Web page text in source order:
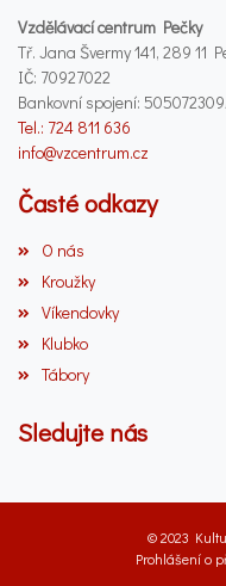
Vzdělávací centrum Pečky
Tř. Jana Švermy 141, 289 11
IČ: 70927022
Bankovní spojení:
Tel.: 724 811 636
info@vzcentrum.cz
Časté odkazy
O nás
Kroužky
Víkendovky
Klubko
Tábory
Sledujte nás
© 2023
Prohlášení o